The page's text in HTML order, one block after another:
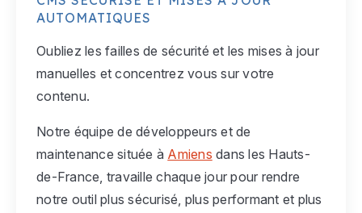
AUTOMATIQUES
Oubliez les failles de sécurité et les mises à jour
manuelles et concentrez vous sur votre
contenu.
Notre équipe de développeurs et de
maintenance située à Amiens dans les Hauts-
de-France, travaille chaque jour pour rendre
notre outil plus sécurisé, plus performant et plus